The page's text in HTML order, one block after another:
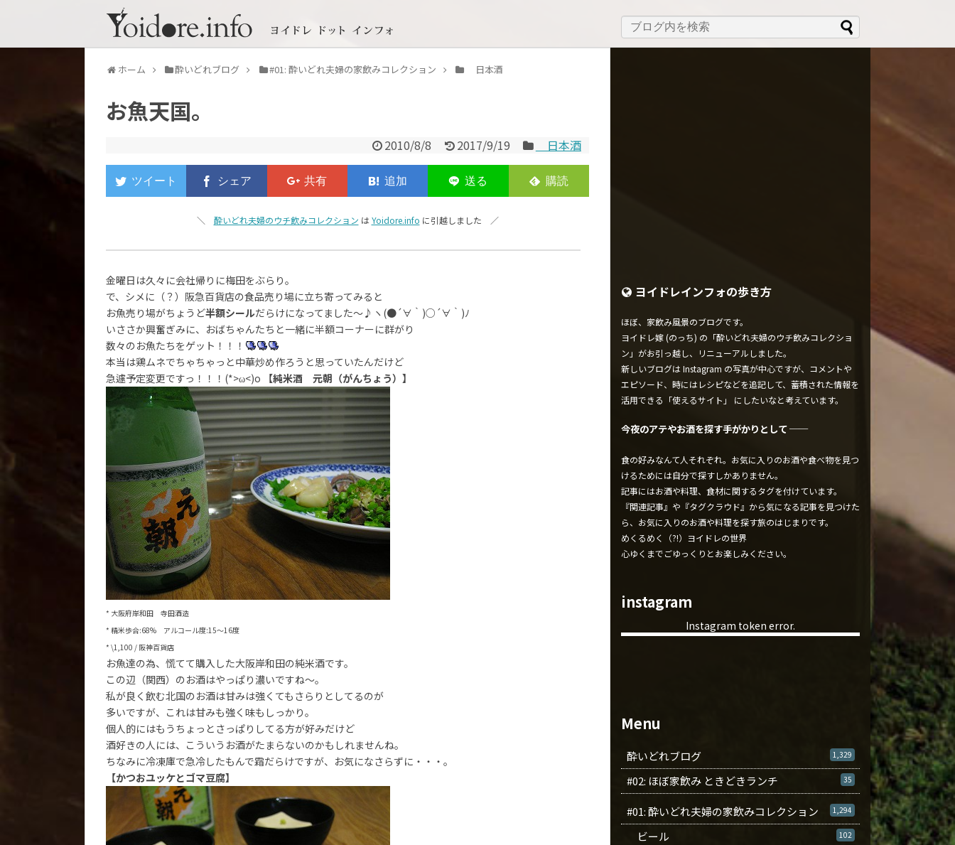
ホーム 酔いどれブログ #01: 酔いどれ夫婦の家飲みコレクション 日本酒
お魚天国。
2010/8/8 2017/9/19 日本酒
＼ 酔いどれ夫婦のウチ飲みコレクション は Yoidore.info に引越しました ／
金曜日は久々に会社帰りに梅田をぶらり。
で、シメに（？）阪急百貨店の食品売り場に立ち寄ってみると
お魚売り場がちょうど半額シールだらけになってました～♪ヽ(●´∀｀)○´∀｀)ﾉ
いささか興奮ぎみに、おばちゃんたちと一緒に半額コーナーに群がり
数々のお魚たちをゲット！！！
本当は鶏ムネでちゃちゃっと中華炒め作ろうと思っていたんだけど
急遽予定変更ですっ！！！(*>ω<)o
【純米酒 元朝（がんちょう）】
* 大阪府岸和田 寺田酒造
* 精米歩合:68% アルコール度:15～16度
* \1,100 / 阪神百貨店
お魚達の為、慌てて購入した大阪岸和田の純米酒です。
この辺（関西）のお酒はやっぱり濃いですね～。
私が良く飲む北国のお酒は甘みは強くてもさらりとしてるのが
多いですが、これは甘みも強く味もしっかり。
個人的にはもうちょっとさっぱりしてる方が好みだけど
酒好きの人には、こういうお酒がたまらないのかもしれませんね。
ちなみに冷凍庫で急冷したもんで霜だらけですが、お気になさらずに・・・。
【かつおユッケとゴマ豆腐】
ヨイドレインフォの歩き方
ほぼ、家飲み風景のブログです。
ヨイドレ嫁 (のっち) の「酔いどれ夫婦のウチ飲みコレクショ
ン」がお引っ越し、リニューアルしました。
新しいブログは Instagram の写真が中心ですが、コメントや
エピソード、時にはレシピなどを追記して、蓄積された情報を
活用できる「使えるサイト」 にしたいなと考えています。
今夜のアテやお酒を探す手がかりとして ──
食の好みなんて人それぞれ。お気に入りのお酒や食べ物を見つ
けるためには自分で探すしかありません。
記事にはお酒や料理、食材に関するタグを付けています。
『関連記事』や『タグクラウド』から気になる記事を見つけた
ら、お気に入りのお酒や料理を探す旅のはじまりです。
めくるめく（?!）ヨイドレの世界
心ゆくまでごゆっくりとお楽しみください。
instagram
Instagram token error.
Menu
酔いどれブログ 1,329
#02: ほぼ家飲み ときどきランチ 35
#01: 酔いどれ夫婦の家飲みコレクション 1,294
ビール 102